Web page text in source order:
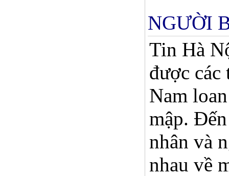
NGƯỜI
Tin Hà
được
Nam
mập.
nhân và
nhau về